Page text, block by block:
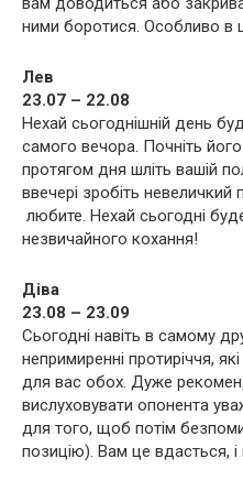
ними боротися. Особливо в
Лев
23.07 – 22.08
Нехай сьогоднішній день
самого вечора. Почніть
протягом дня шліть вашій
ввечері зробіть невеличкий
любите. Нехай сьогодні
незвичайного кохання!
Діва
23.08 – 23.09
Сьогодні навіть в самому
непримиренні протиріччя,
для вас обох. Дуже
вислуховувати опонента
для того, щоб потім
позицію). Вам це вдасться,